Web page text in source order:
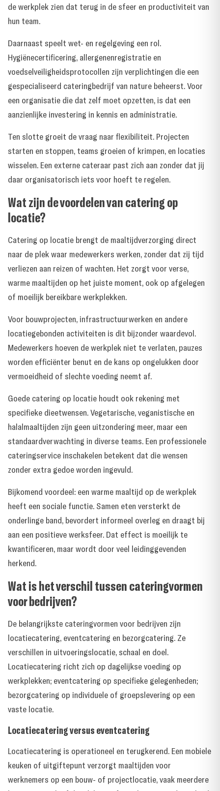
de werkplek zien dat terug in de sfeer en productiviteit van
hun team.
Daarnaast speelt wet- en regelgeving een rol.
Hygiënecertificering, allergenenregistratie en
voedselveiligheidsprotocollen zijn verplichtingen die een
gespecialiseerd cateringbedrijf van nature beheerst. Voor
een organisatie die dat zelf moet opzetten, is dat een
aanzienlijke investering in kennis en administratie.
Ten slotte groeit de vraag naar flexibiliteit. Projecten
starten en stoppen, teams groeien of krimpen, en locaties
wisselen. Een externe cateraar past zich aan zonder dat jij
daar organisatorisch iets voor hoeft te regelen.
Wat zijn de voordelen van catering op
locatie?
Catering op locatie brengt de maaltijdverzorging direct
naar de plek waar medewerkers werken, zonder dat zij tijd
verliezen aan reizen of wachten. Het zorgt voor verse,
warme maaltijden op het juiste moment, ook op afgelegen
of moeilijk bereikbare werkplekken.
Voor bouwprojecten, infrastructuurwerken en andere
locatiegebonden activiteiten is dit bijzonder waardevol.
Medewerkers hoeven de werkplek niet te verlaten, pauzes
worden efficiënter benut en de kans op ongelukken door
vermoeidheid of slechte voeding neemt af.
Goede catering op locatie houdt ook rekening met
specifieke dieetwensen. Vegetarische, veganistische en
halalmaaltijden zijn geen uitzondering meer, maar een
standaardverwachting in diverse teams. Een professionele
cateringservice inschakelen betekent dat die wensen
zonder extra gedoe worden ingevuld.
Bijkomend voordeel: een warme maaltijd op de werkplek
heeft een sociale functie. Samen eten versterkt de
onderlinge band, bevordert informeel overleg en draagt bij
aan een positieve werksfeer. Dat effect is moeilijk te
kwantificeren, maar wordt door veel leidinggevenden
herkend.
Wat is het verschil tussen cateringvormen
voor bedrijven?
De belangrijkste cateringvormen voor bedrijven zijn
locatiecatering, eventcatering en bezorgcatering. Ze
verschillen in uitvoeringslocatie, schaal en doel.
Locatiecatering richt zich op dagelijkse voeding op
werkplekken; eventcatering op specifieke gelegenheden;
bezorgcatering op individuele of groepslevering op een
vaste locatie.
Locatiecatering versus eventcatering
Locatiecatering is operationeel en terugkerend. Een mobiele
keuken of uitgiftepunt verzorgt maaltijden voor
werknemers op een bouw- of projectlocatie, vaak meerdere